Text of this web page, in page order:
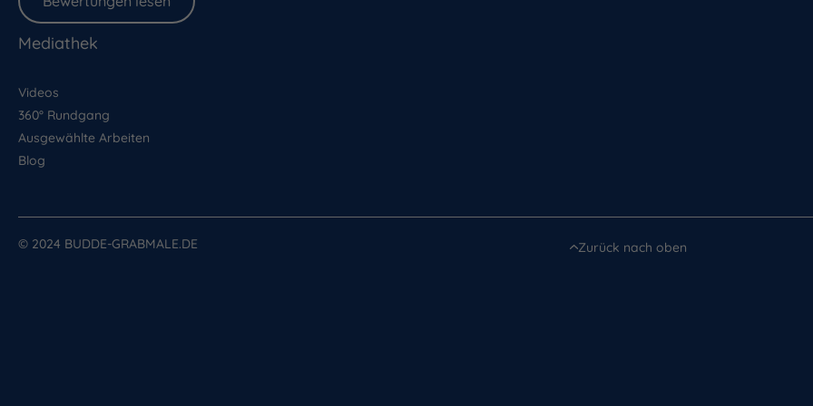
Mediathek
Videos
360° Rundgang
Ausgewählte Arbeiten
Blog
© 2024 BUDDE-GRABMALE.DE Zurück nach oben